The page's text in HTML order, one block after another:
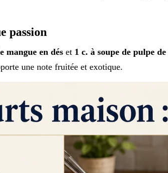
passion
mangue en déset 1 c. à soupe de pulpe
une note fruitée et exotique.